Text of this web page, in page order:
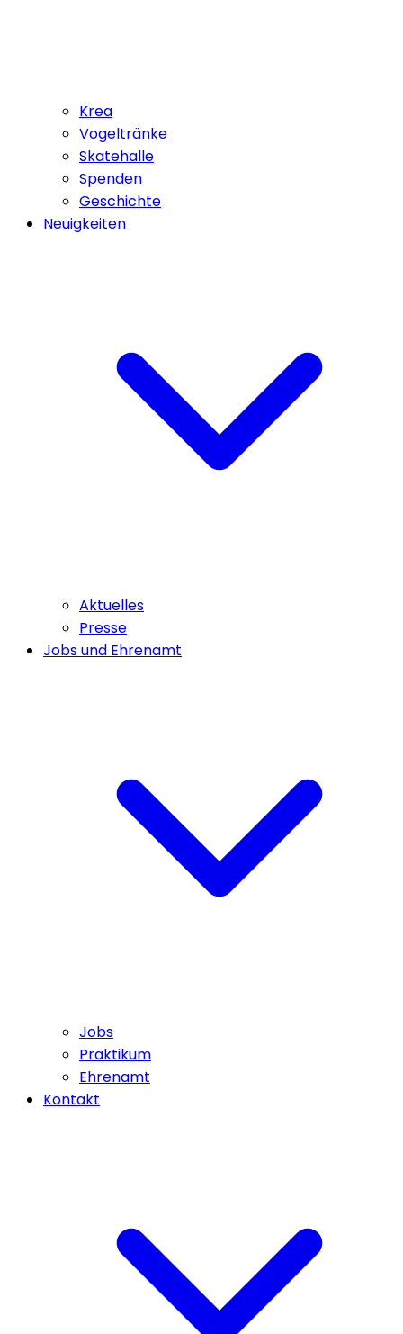
Krea
Vogeltränke
Skatehalle
Spenden
Geschichte
Neuigkeiten
Aktuelles
Presse
Jobs und Ehrenamt
Jobs
Praktikum
Ehrenamt
Kontakt